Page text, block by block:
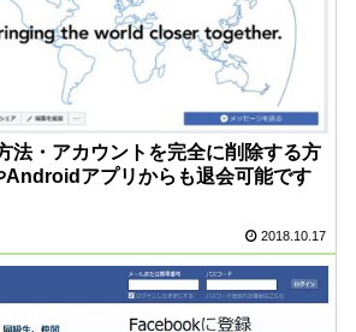
法・アカウントを完全に削除する方
アプリからも退会可能です
2018.10.17